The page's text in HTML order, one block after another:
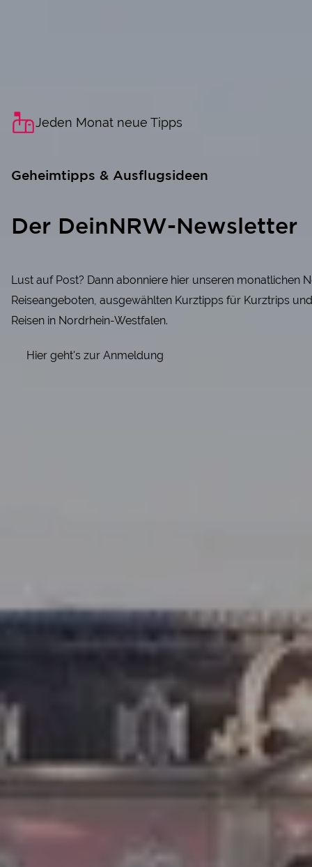
Jeden Monat neue Tipps
Geheimtipps & Ausflugsideen
Der DeinNRW-Newsletter
Lust auf Post? Dann abonniere hier unseren monatlichen
Reiseangeboten, ausgewählten Kurztipps für Kurztrips
Reisen in Nordrhein-Westfalen.
Hier geht's zur Anmeldung